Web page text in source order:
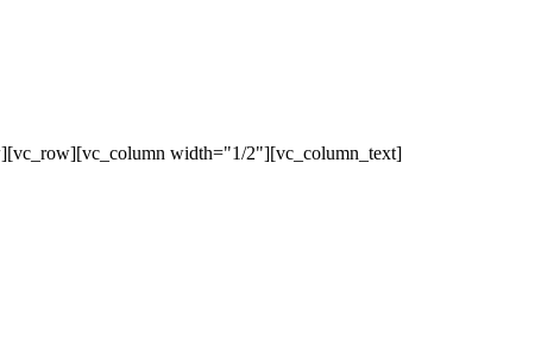
width="1/2"][vc_column_text]